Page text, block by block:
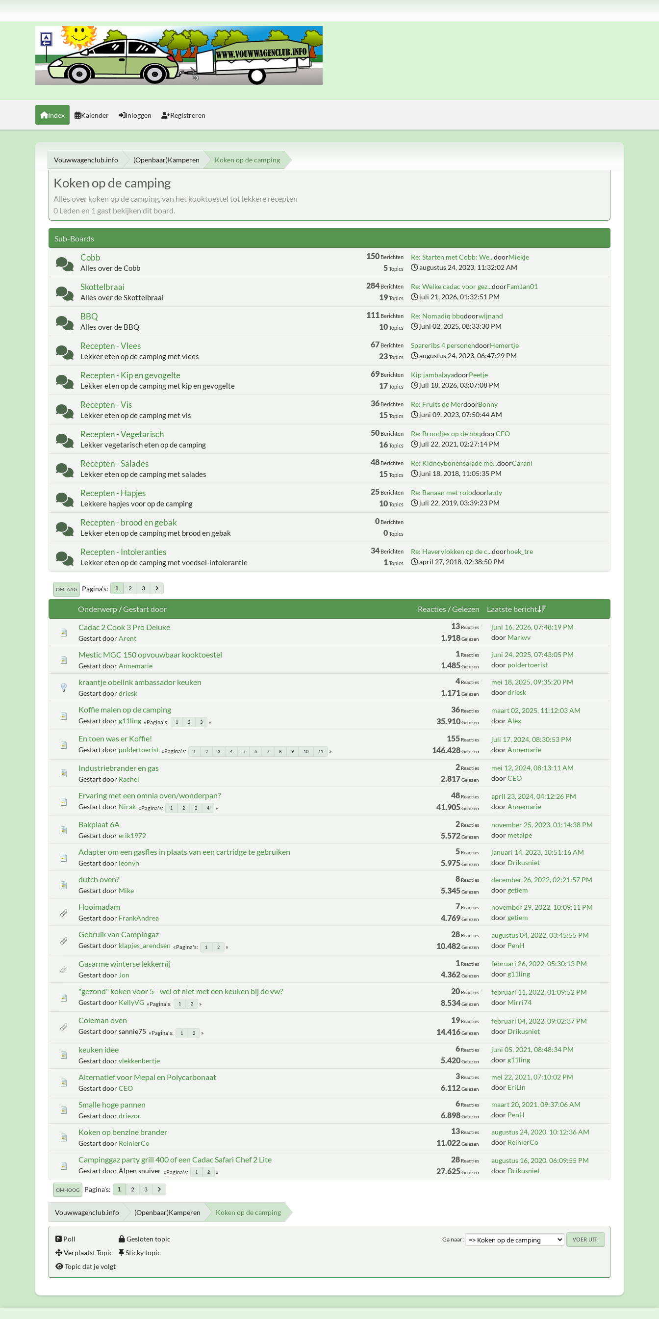
Index Kalender Inloggen Registreren
Vouwwagenclub.info (Openbaar)Kamperen Koken op de camping
Koken op de camping
Alles over koken op de camping, van het kooktoestel tot lekkere recepten
0 Leden en 1 gast bekijken dit board.
Sub-Boards
Cobb
Alles over de Cobb
150Berichten
5Topics
Re: Starten met Cobb: We...doorMiekje
augustus 24, 2023, 11:32:02 AM
Skottelbraai
Alles over de Skottelbraai
284Berichten
19Topics
Re: Welke cadac voor gez...doorFamJan01
juli 21, 2026, 01:32:51 PM
BBQ
Alles over de BBQ
111Berichten
10Topics
Re: Nomadiq bbqdoorwijnand
juni 02, 2025, 08:33:30 PM
Recepten - Vlees
Lekker eten op de camping met vlees
67Berichten
23Topics
Spareribs 4 personendoorHemertje
augustus 24, 2023, 06:47:29 PM
Recepten - Kip en gevogelte
Lekker eten op de camping met kip en gevogelte
69Berichten
17Topics
Kip jambalayadoorPeetje
juli 18, 2026, 03:07:08 PM
Recepten - Vis
Lekker eten op de camping met vis
36Berichten
15Topics
Re: Fruits de MerdoorBonny
juni 09, 2023, 07:50:44 AM
Recepten - Vegetarisch
Lekker vegetarisch eten op de camping
50Berichten
16Topics
Re: Broodjes op de bbqdoorCEO
juli 22, 2021, 02:27:14 PM
Recepten - Salades
Lekker eten op de camping met salades
48Berichten
15Topics
Re: Kidneybonensalade me...doorCarani
juni 18, 2018, 11:05:35 PM
Recepten - Hapjes
Lekkere hapjes voor op de camping
25Berichten
10Topics
Re: Banaan met rolodoorlauty
juli 22, 2019, 03:39:23 PM
Recepten - brood en gebak
Lekker eten op de camping met brood en gebak
0Berichten
0Topics
Recepten - Intoleranties
Lekker eten op de camping met voedsel-intolerantie
34Berichten
1Topics
Re: Havervlokken op de c...doorhoek_tre
april 27, 2018, 02:38:50 PM
OMLAAG Pagina's 1 2 3
Onderwerp/Gestart door Reacties/Gelezen
Laatste bericht
Cadac 2 Cook 3 Pro Deluxe
Gestart doorArent
13 Reacties
1.918Gelezen
juni 16, 2026, 07:48:19 PM
door Markvv
Mestic MGC 150 opvouwbaar kooktoestel
Gestart doorAnnemarie
1 Reacties
1.485Gelezen
juni 24, 2025, 07:43:05 PM
door poldertoerist
kraantje obelink ambassador keuken
Gestart doordriesk
4 Reacties
1.171Gelezen
mei 18, 2025, 09:35:20 PM
doordriesk
Koffie malen op de camping
Gestart doorg11ling Pagina's 1 2 3
36 Reacties
35.910Gelezen
maart 02, 2025, 11:12:03 AM
doorAlex
En toen was er Koffie!
Gestart door poldertoerist Pagina's 1 2 3 4 5 6 7 8 9 10 11
155 Reacties
146.428Gelezen
juli 17, 2024, 08:30:53 PM
doorAnnemarie
Industriebrander en gas
Gestart door Rachel
2 Reacties
2.817Gelezen
mei 12, 2024, 08:13:11 AM
doorCEO
Ervaring met een omnia oven/wonderpan?
Gestart door Nirak Pagina's 1 2 3 4
48 Reacties
41.905Gelezen
april 23, 2024, 04:12:26 PM
doorAnnemarie
Bakplaat 6A
Gestart doorerik1972
2 Reacties
5.572Gelezen
november 25, 2023, 01:14:38 PM
door metalpe
Adapter om een gasfles in plaats van een cartridge te gebruiken
Gestart door leonvh
5 Reacties
5.975Gelezen
januari 14, 2023, 10:51:16 AM
door Drikusniet
dutch oven?
Gestart door Mike
8 Reacties
5.345Gelezen
december 26, 2022, 02:21:57 PM
doorgetiem
Hooimadam
Gestart door FrankAndrea
7 Reacties
4.769Gelezen
november 29, 2022, 10:09:11 PM
doorgetiem
Gebruik van Campingaz
Gestart door klapjes_arendsen Pagina's 1 2
28 Reacties
10.482Gelezen
augustus 04, 2022, 03:45:55 PM
door PenH
Gasarme winterse lekkernij
Gestart door Jon
1 Reacties
4.362Gelezen
februari 26, 2022, 05:30:13 PM
doorg11ling
"gezond" koken voor 5 - wel of niet met een keuken bij de vw?
Gestart door KellyVG Pagina's 1 2
20 Reacties
8.534Gelezen
februari 11, 2022, 01:09:52 PM
door Mirri74
Coleman oven
Gestart door sannie75 Pagina's 1 2
19 Reacties
14.416Gelezen
februari 04, 2022, 09:02:37 PM
door Drikusniet
keuken idee
Gestart doorvlekkenbertje
6 Reacties
5.420Gelezen
juni 05, 2021, 08:48:34 PM
doorg11ling
Alternatief voor Mepal en Polycarbonaat
Gestart doorCEO
3 Reacties
6.112Gelezen
mei 22, 2021, 07:10:02 PM
door EriLin
Smalle hoge pannen
Gestart doordriezor
6 Reacties
6.898Gelezen
maart 20, 2021, 09:37:06 AM
door PenH
Koken op benzine brander
Gestart door ReinierCo
13 Reacties
11.022Gelezen
augustus 24, 2020, 10:12:36 AM
door ReinierCo
Campinggaz party grill 400 of een Cadac Safari Chef 2 Lite
Gestart door Alpen snuiver Pagina's 1 2
28 Reacties
27.625Gelezen
augustus 16, 2020, 06:09:55 PM
door Drikusniet
OMHOOG Pagina's 1 2 3
Vouwwagenclub.info (Openbaar)Kamperen Koken op de camping
Ga naar
Poll
Verplaatst Topic
Gesloten topic
Sticky topic
Topic dat je volgt